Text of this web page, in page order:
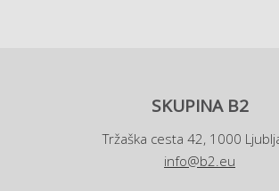
SKUPINA B2
Tržaška cesta 42, 1000
info@b2.eu